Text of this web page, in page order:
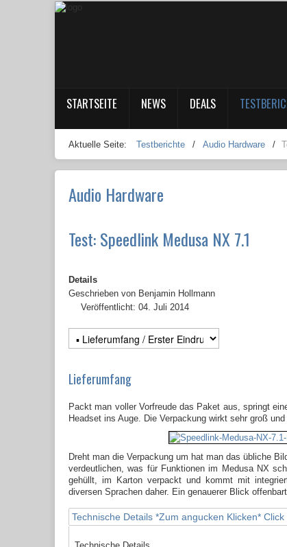
STARTSEITE NEWS DEALS
Aktuelle Seite: Testberichte / Audio Hardware /
Audio Hardware
Test: Speedlink Medusa NX 7.1
Details
Geschrieben von Benjamin Hollmann
Veröffentlicht: 04. Juli 2014
Lieferumfang
Packt man voller Vorfreude das Paket aus, springt
Headset ins Auge. Die Verpackung wirkt sehr groß
Dreht man die Verpackung um hat man das übliche
verdeutlichen, was für Funktionen im Medusa NX
gehüllt, im Karton verpackt und kommt mit
diversen Sprachen daher. Ein genauerer Blick
Technische Details *Zum angucken Klicken* Click